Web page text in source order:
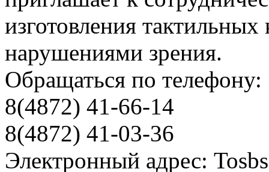
изготовления
нарушениями зрения.
Обращаться по телефону:
8(4872) 41-66-14
8(4872) 41-03-36
Электронный адрес: